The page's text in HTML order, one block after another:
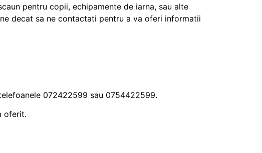
pentru copii, echipamente de iarna, sau alte
decat sa ne contactati pentru a va oferi informatii
072422599 sau 0754422599.
oferit.